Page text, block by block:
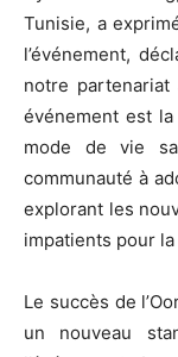
Tunisie, a
l’événement,
notre
événement est
mode de vie
communauté à
explorant les
impatients pour
Le succès de
un nouveau